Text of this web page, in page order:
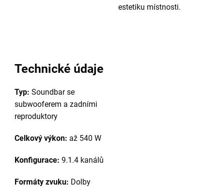
estetiku místnosti.
Technické údaje
Typ: Soundbar se
subwooferem a zadními
reproduktory
Celkový výkon: až 540 W
Konfigurace: 9.1.4 kanálů
Formáty zvuku: Dolby